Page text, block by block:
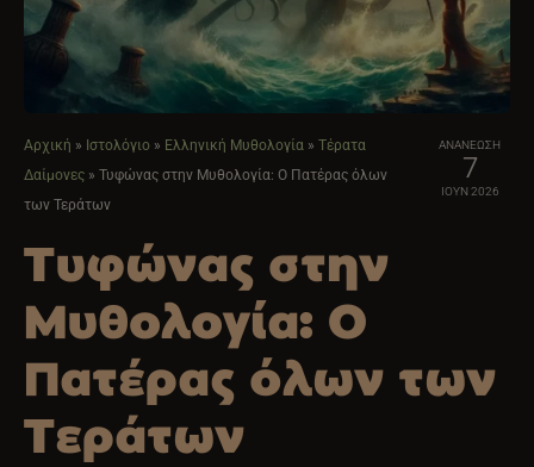
ΑΝΑΝΕΩΣΗ
7
ΙΟΎΝ 2026
Αρχική » Ιστολόγιο » Ελληνική Μυθολογία » Τέρατα
Δαίμονες » Τυφώνας στην Μυθολογία: Ο Πατέρας όλων
των Τεράτων
Τυφώνας στην
Μυθολογία: Ο
Πατέρας όλων των
Τεράτων